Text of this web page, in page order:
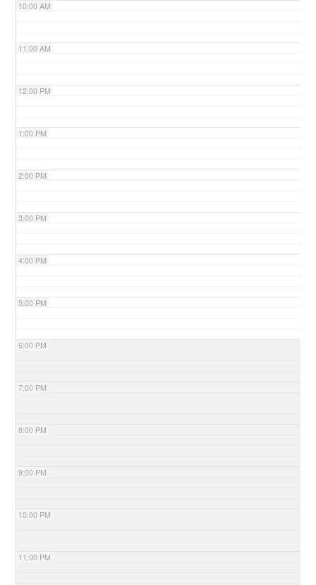
10:00 AM
11:00 AM
12:00 PM
1:00 PM
2:00 PM
3:00 PM
4:00 PM
5:00 PM
6:00 PM
7:00 PM
8:00 PM
9:00 PM
10:00 PM
11:00 PM